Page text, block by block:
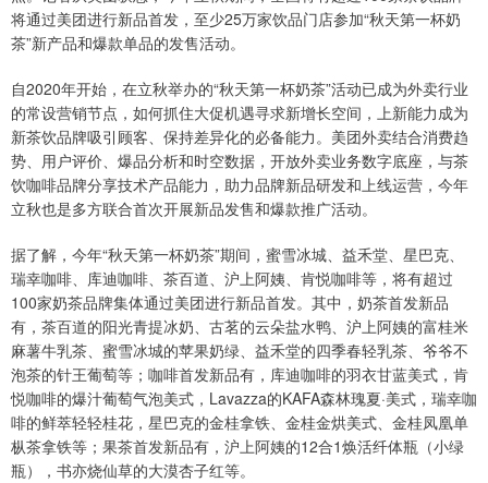
将通过美团进行新品首发，至少25万家饮品门店参加“秋天第一杯奶
茶”新产品和爆款单品的发售活动。
自2020年开始，在立秋举办的“秋天第一杯奶茶”活动已成为外卖行业
的常设营销节点，如何抓住大促机遇寻求新增长空间，上新能力成为
新茶饮品牌吸引顾客、保持差异化的必备能力。美团外卖结合消费趋
势、用户评价、爆品分析和时空数据，开放外卖业务数字底座，与茶
饮咖啡品牌分享技术产品能力，助力品牌新品研发和上线运营，今年
立秋也是多方联合首次开展新品发售和爆款推广活动。
据了解，今年“秋天第一杯奶茶”期间，蜜雪冰城、益禾堂、星巴克、
瑞幸咖啡、库迪咖啡、茶百道、沪上阿姨、肯悦咖啡等，将有超过
100家奶茶品牌集体通过美团进行新品首发。其中，奶茶首发新品
有，茶百道的阳光青提冰奶、古茗的云朵盐水鸭、沪上阿姨的富桂米
麻薯牛乳茶、蜜雪冰城的苹果奶绿、益禾堂的四季春轻乳茶、爷爷不
泡茶的针王葡萄等；咖啡首发新品有，库迪咖啡的羽衣甘蓝美式，肯
悦咖啡的爆汁葡萄气泡美式，Lavazza的KAFA森林瑰夏·美式，瑞幸咖
啡的鲜萃轻轻桂花，星巴克的金桂拿铁、金桂金烘美式、金桂凤凰单
枞茶拿铁等；果茶首发新品有，沪上阿姨的12合1焕活纤体瓶（小绿
瓶），书亦烧仙草的大漠杏子红等。